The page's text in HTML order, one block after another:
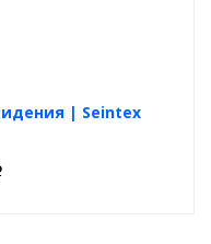
| Seintex